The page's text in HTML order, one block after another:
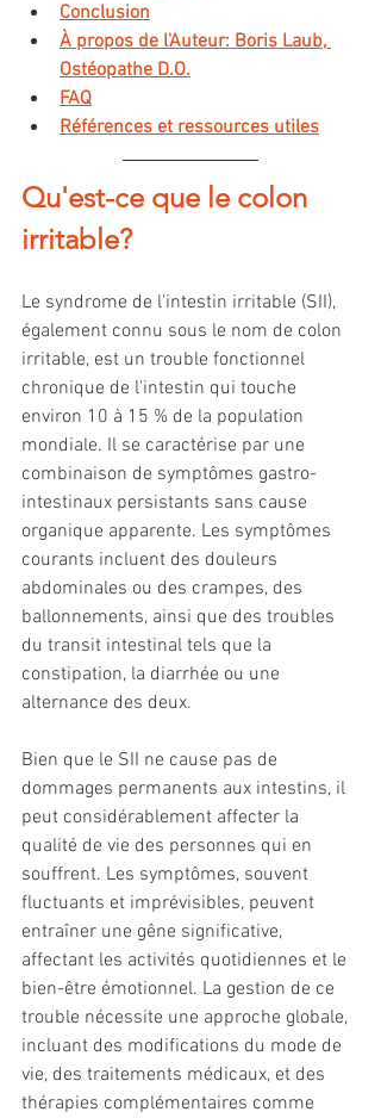
Conclusion
À propos de l'Auteur: Boris Laub,
Ostéopathe D.O.
FAQ
Références et ressources utiles
Qu'est-ce que le colon
irritable?
Le syndrome de l'intestin irritable (SII),
également connu sous le nom de colon
irritable, est un trouble fonctionnel
chronique de l'intestin qui touche
environ 10 à 15 % de la population
mondiale. Il se caractérise par une
combinaison de symptômes gastro-
intestinaux persistants sans cause
organique apparente. Les symptômes
courants incluent des douleurs
abdominales ou des crampes, des
ballonnements, ainsi que des troubles
du transit intestinal tels que la
constipation, la diarrhée ou une
alternance des deux.
Bien que le SII ne cause pas de
dommages permanents aux intestins, il
peut considérablement affecter la
qualité de vie des personnes qui en
souffrent. Les symptômes, souvent
fluctuants et imprévisibles, peuvent
entraîner une gêne significative,
affectant les activités quotidiennes et le
bien-être émotionnel. La gestion de ce
trouble nécessite une approche globale,
incluant des modifications du mode de
vie, des traitements médicaux, et des
thérapies complémentaires comme